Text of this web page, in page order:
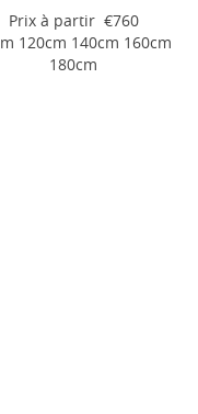
Prix ​​à partir €760
120cm 140cm 160cm
180cm